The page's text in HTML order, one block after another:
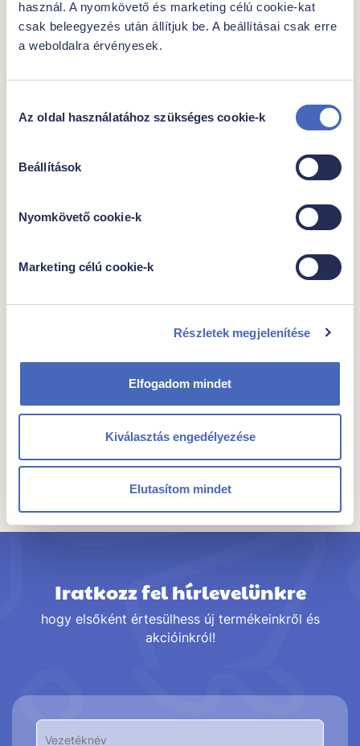
használ. A nyomkövető és marketing célú cookie-kat
csak beleegyezés után állítjuk be. A beállításai csak erre
a weboldalra érvényesek.
kiválasztása
Az oldal használatához szükséges cookie-k
Beállítások
Nyomkövető cookie-k
Marketing célú cookie-k
Részletek megjelenítése
Elfogadom mindet
Kiválasztás engedélyezése
Elutasítom mindet
hasábburgonya
1499 Ft
Összes termék a kategóriában
Iratkozz fel hírlevelünkre
hogy elsőként értesülhess új termékeinkről és
akcióinkról!